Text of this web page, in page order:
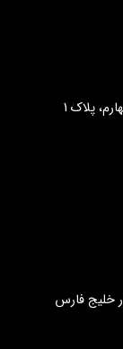
تهران ،سعادت آباد ، بلوار پاکنژاد،نبش آسمان چهارم، پلاک 1
خلیج فارس